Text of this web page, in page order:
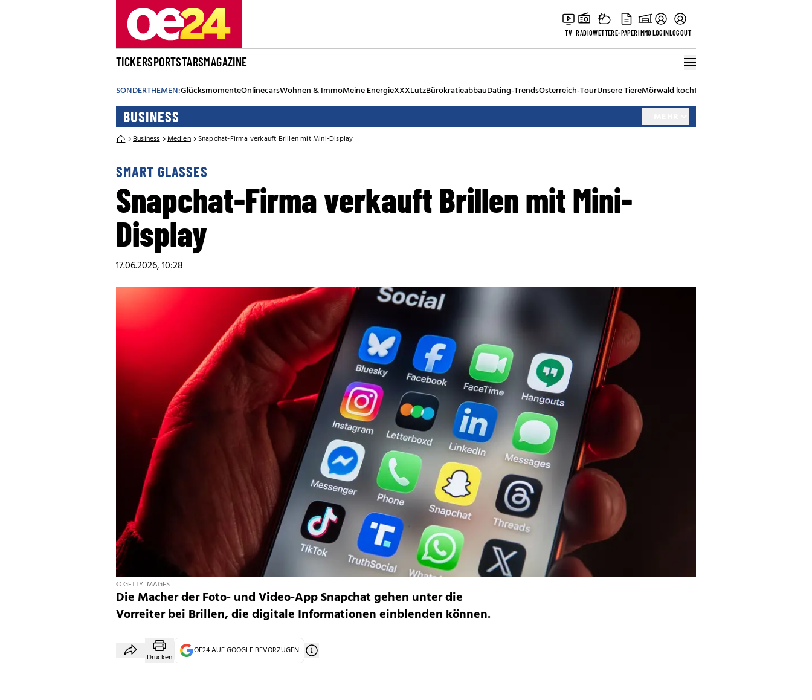
TV RADIOWETTERE-PAPERIMMOLOGINLOGOUT
TICKERSPORTSTARSMAGAZINE
SONDERTHEMEN:GlücksmomenteOnlinecarsWohnen & ImmoMeine EnergieXXXLutzBürokratieabbauDating-TrendsÖsterreich-TourUnsere TiereMörwald kocht
BUSINESS
Business Medien Snapchat-Firma verkauft Brillen mit Mini-Display
SMART GLASSES
Snapchat-Firma verkauft Brillen mit Mini-
Display
17.06.2026, 10:28
© GETTY IMAGES
Die Macher der Foto- und Video-App Snapchat gehen unter die
Vorreiter bei Brillen, die digitale Informationen einblenden können.
Drucken
OE24 AUF GOOGLE BEVORZUGEN